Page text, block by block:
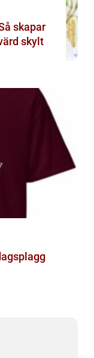
skapar
skylt